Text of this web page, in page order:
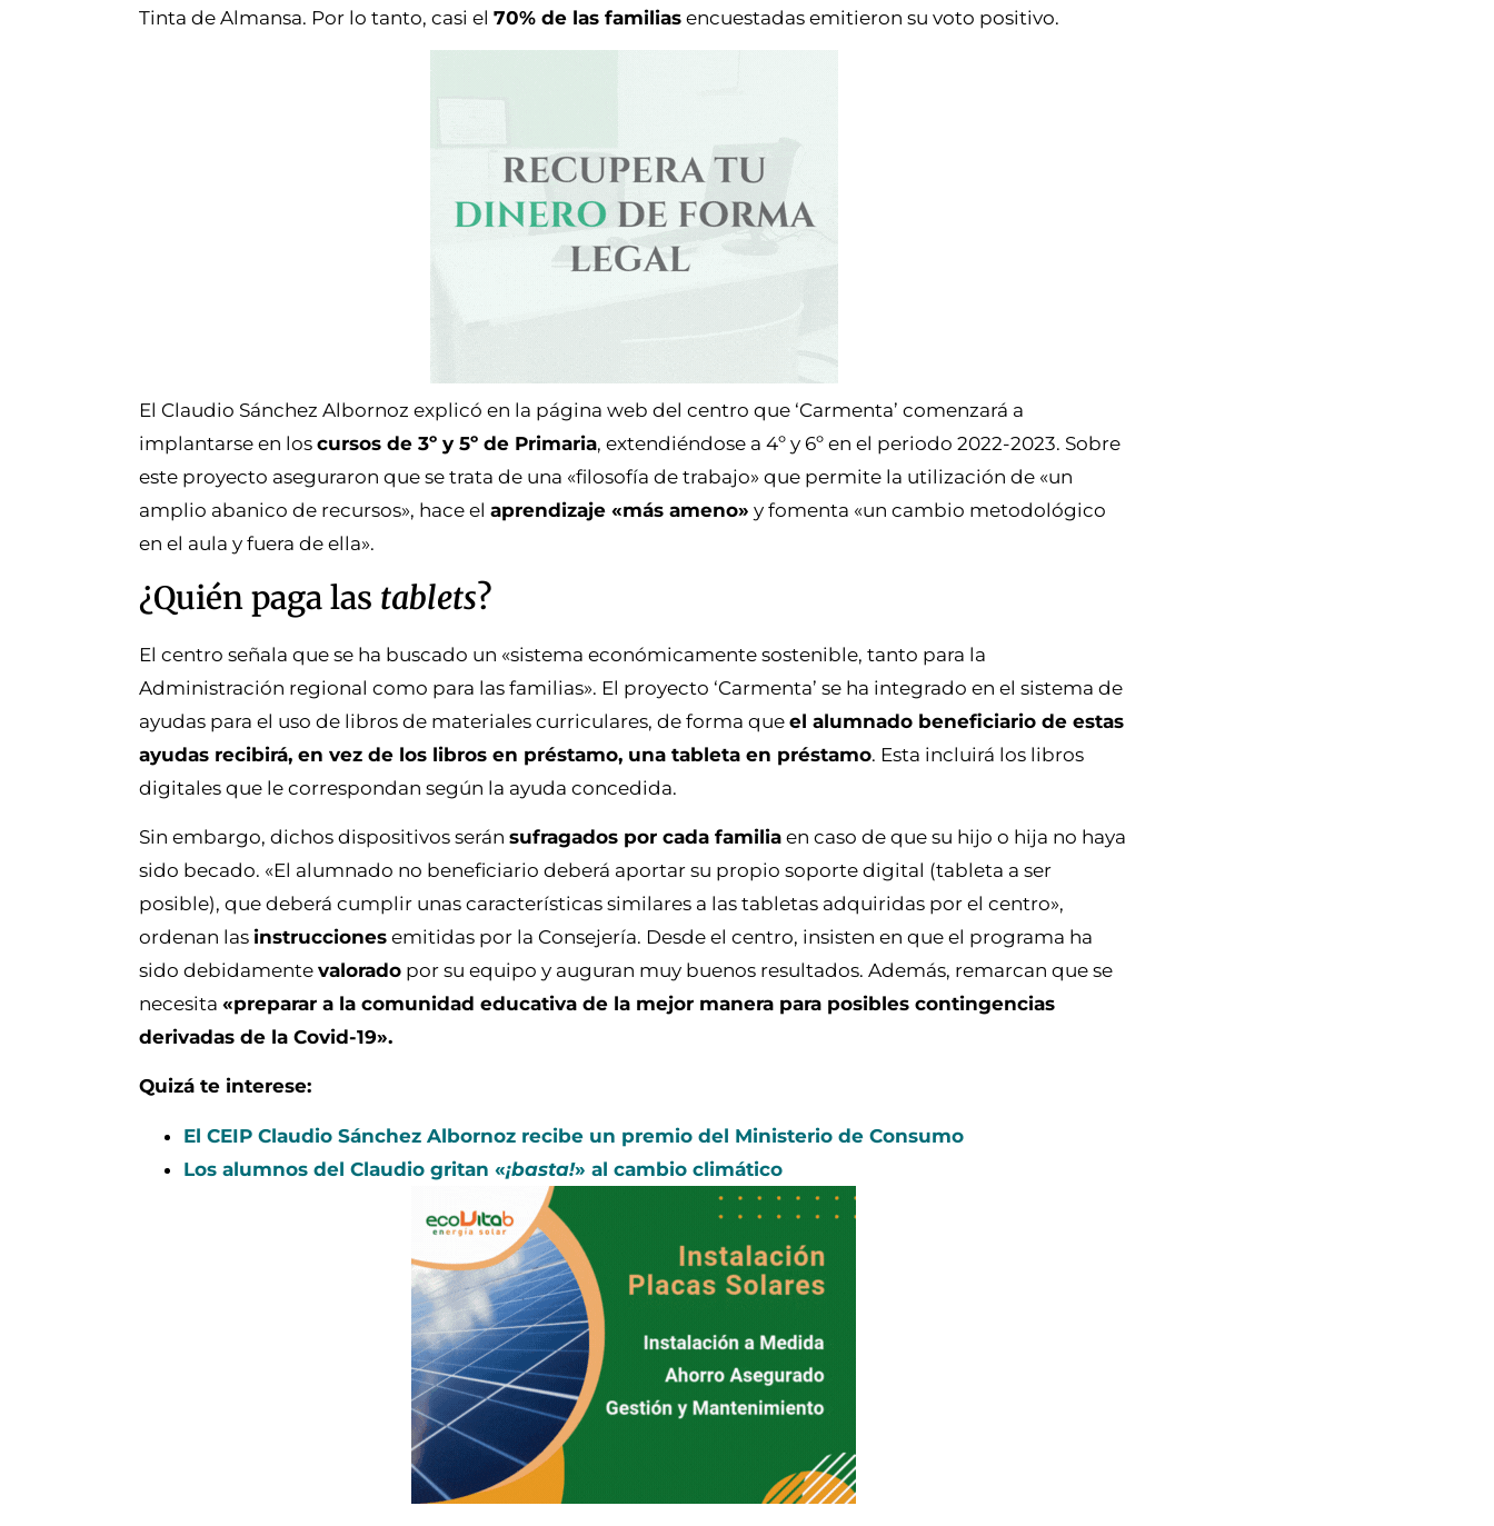
Tinta de Almansa. Por lo tanto, casi el 70% de las familias encuestadas emitieron su voto positivo.
El Claudio Sánchez Albornoz explicó en la página web del centro que ‘Carmenta’ comenzará a
implantarse en los cursos de 3º y 5º de Primaria, extendiéndose a 4º y 6º en el periodo 2022-2023. Sobre
este proyecto aseguraron que se trata de una «filosofía de trabajo» que permite la utilización de «un
amplio abanico de recursos», hace el aprendizaje «más ameno» y fomenta «un cambio metodológico
en el aula y fuera de ella».
¿Quién paga las tablets?
El centro señala que se ha buscado un «sistema económicamente sostenible, tanto para la
Administración regional como para las familias». El proyecto ‘Carmenta’ se ha integrado en el sistema de
ayudas para el uso de libros de materiales curriculares, de forma que el alumnado beneficiario de estas
ayudas recibirá, en vez de los libros en préstamo, una tableta en préstamo. Esta incluirá los libros
digitales que le correspondan según la ayuda concedida.
Sin embargo, dichos dispositivos serán sufragados por cada familia en caso de que su hijo o hija no haya
sido becado. «El alumnado no beneficiario deberá aportar su propio soporte digital (tableta a ser
posible), que deberá cumplir unas características similares a las tabletas adquiridas por el centro»,
ordenan las instrucciones emitidas por la Consejería. Desde el centro, insisten en que el programa ha
sido debidamente valorado por su equipo y auguran muy buenos resultados. Además, remarcan que se
necesita «preparar a la comunidad educativa de la mejor manera para posibles contingencias
derivadas de la Covid-19».
Quizá te interese:
El CEIP Claudio Sánchez Albornoz recibe un premio del Ministerio de Consumo
Los alumnos del Claudio gritan «¡basta!» al cambio climático